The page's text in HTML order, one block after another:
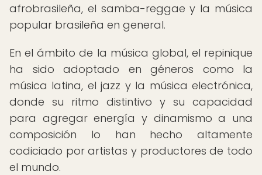
afrobrasileña, el samba-reggae y la música
popular brasileña en general.
En el ámbito de la música global, el repinique
ha sido adoptado en géneros como la
música latina, el jazz y la música electrónica,
donde su ritmo distintivo y su capacidad
para agregar energía y dinamismo a una
composición lo han hecho altamente
codiciado por artistas y productores de todo
el mundo.